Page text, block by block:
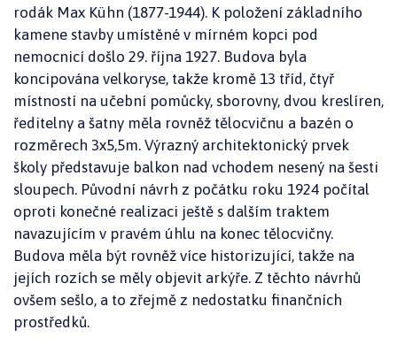
rodák Max Kühn (1877-1944). K položení základního
kamene stavby umístěné v mírném kopci pod
nemocnicí došlo 29. října 1927. Budova byla
koncipována velkoryse, takže kromě 13 tříd, čtyř
místností na učební pomůcky, sborovny, dvou kreslíren,
ředitelny a šatny měla rovněž tělocvičnu a bazén o
rozměrech 3x5,5m. Výrazný architektonický prvek
školy představuje balkon nad vchodem nesený na šesti
sloupech. Původní návrh z počátku roku 1924 počítal
oproti konečné realizaci ještě s dalším traktem
navazujícím v pravém úhlu na konec tělocvičny.
Budova měla být rovněž více historizující, takže na
jejích rozích se měly objevit arkýře. Z těchto návrhů
ovšem sešlo, a to zřejmě z nedostatku finančních
prostředků.